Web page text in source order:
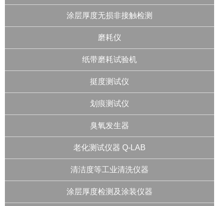
涂层厚度无损非接触检测
磨耗仪
纸带磨耗试验机
挺度测试仪
划痕测试仪
臭氧发生器
老化测试仪器 Q-LAB
清洁度等工业清洗仪器
涂层厚度检测及涂装仪器